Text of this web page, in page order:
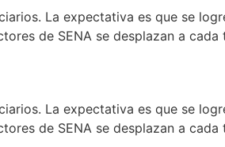
La expectativa es que se
de SENA se desplazan a cada
La expectativa es que se
de SENA se desplazan a cada